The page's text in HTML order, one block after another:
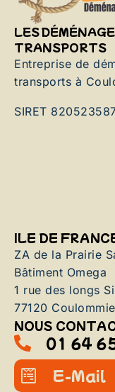
LES
TRANSPORTS
Entreprise de
transports à
SIRET
ILE DE
ZA de la Prairie
Bâtiment Omega
1 rue des longs
77120
NOUS
01 64
E-Mail